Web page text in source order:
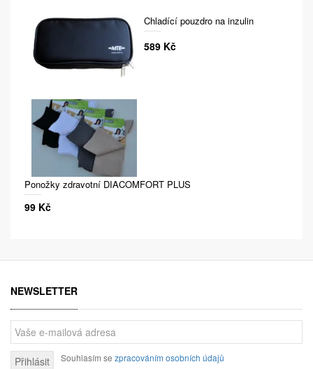
Chladící pouzdro na inzulin
589 Kč
Ponožky zdravotní DIACOMFORT PLUS
99 Kč
NEWSLETTER
Přihlásit Souhlasím se zpracováním osobních údajů